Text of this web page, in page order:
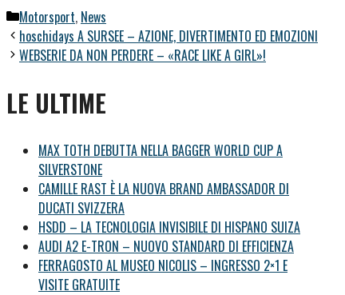
Categorie
Motorsport, News
hoschidays A SURSEE – AZIONE, DIVERTIMENTO ED EMOZIONI
WEBSERIE DA NON PERDERE – «RACE LIKE A GIRL»!
LE ULTIME
MAX TOTH DEBUTTA NELLA BAGGER WORLD CUP A
SILVERSTONE
CAMILLE RAST È LA NUOVA BRAND AMBASSADOR DI
DUCATI SVIZZERA
HSDD – LA TECNOLOGIA INVISIBILE DI HISPANO SUIZA
AUDI A2 E-TRON – NUOVO STANDARD DI EFFICIENZA
FERRAGOSTO AL MUSEO NICOLIS – INGRESSO 2×1 E
VISITE GRATUITE